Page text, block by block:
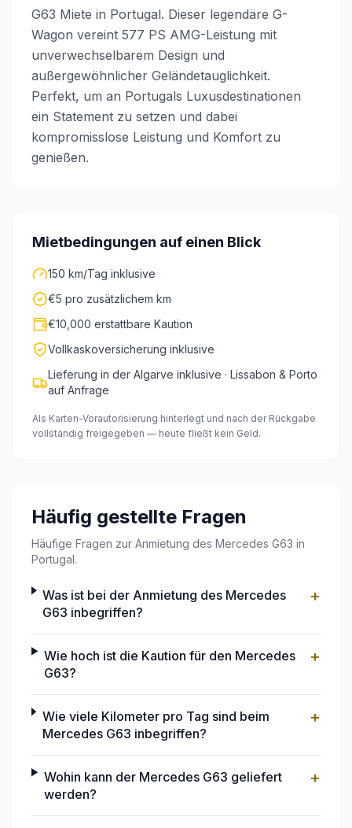
G63 Miete in Portugal. Dieser legendäre G-
Wagon vereint 577 PS AMG-Leistung mit
unverwechselbarem Design und
außergewöhnlicher Geländetauglichkeit.
Perfekt, um an Portugals Luxusdestinationen
ein Statement zu setzen und dabei
kompromisslose Leistung und Komfort zu
genießen.
Mietbedingungen auf einen Blick
150 km/Tag inklusive
€5 pro zusätzlichem km
€10,000 erstattbare Kaution
Vollkaskoversicherung inklusive
Lieferung in der Algarve inklusive · Lissabon & Porto
auf Anfrage
Als Karten-Vorautorisierung hinterlegt und nach der Rückgabe
vollständig freigegeben — heute fließt kein Geld.
Häufig gestellte Fragen
Häufige Fragen zur Anmietung des Mercedes G63 in
Portugal.
Was ist bei der Anmietung des Mercedes
G63 inbegriffen?
+
Wie hoch ist die Kaution für den Mercedes
G63?
+
Wie viele Kilometer pro Tag sind beim
Mercedes G63 inbegriffen?
+
Wohin kann der Mercedes G63 geliefert
werden?
+